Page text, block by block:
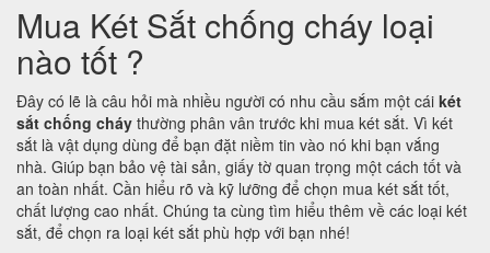
Mua Két Sắt chống cháy loại
nào tốt ?
Đây có lẽ là câu hỏi mà nhiều người có nhu cầu sắm một cái két
sắt chống cháy thường phân vân trước khi mua két sắt. Vì két
sắt là vật dụng dùng để bạn đặt niềm tin vào nó khi bạn vắng
nhà. Giúp bạn bảo vệ tài sản, giấy tờ quan trọng một cách tốt và
an toàn nhất. Cần hiểu rõ và kỹ lưỡng để chọn mua két sắt tốt,
chất lượng cao nhất. Chúng ta cùng tìm hiểu thêm về các loại két
sắt, để chọn ra loại két sắt phù hợp với bạn nhé!